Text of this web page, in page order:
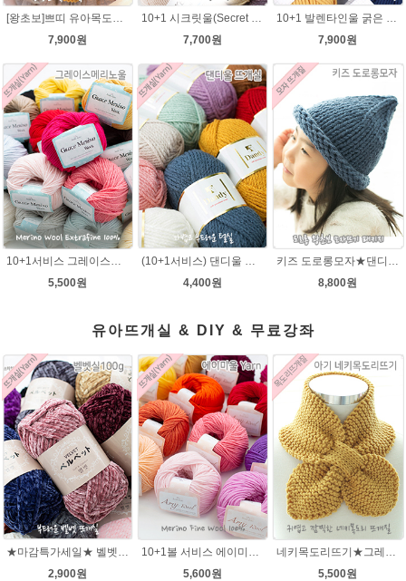
[왕초보]쁘띠 유아목도리뜨기★발렌타인울 목도리 뜨개질
7,900원
10+1 시크릿울(Secret Wool) 제일모직 뜨개실 목도리뜨기 모자털실
7,700원
10+1 발렌타인울 굵은 뜨개실/뜨개질실/손뜨개실/목도리털실/제일모직뜨개실
7,900원
5,500원
4,400원
8,800원
유아뜨개실 & DIY & 무료강좌
2,900원
5,600원
5,500원